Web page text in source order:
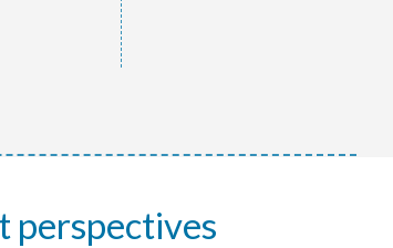
perspectives